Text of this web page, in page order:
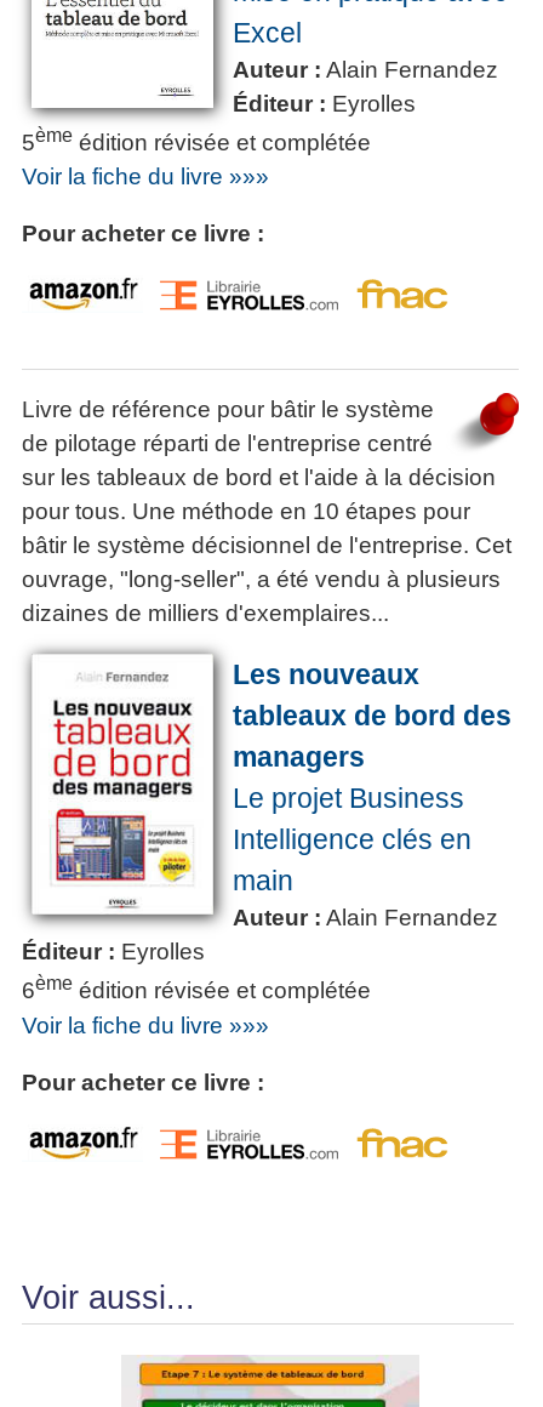
Excel
Auteur : Alain Fernandez
Éditeur : Eyrolles
5ème édition révisée et complétée
Voir la fiche du livre »»»
Pour acheter ce livre :
Livre de référence pour bâtir le système
de pilotage réparti de l'entreprise centré
sur les tableaux de bord et l'aide à la décision
pour tous. Une méthode en 10 étapes pour
bâtir le système décisionnel de l'entreprise. Cet
ouvrage, "long-seller", a été vendu à plusieurs
dizaines de milliers d'exemplaires...
Les nouveaux
tableaux de bord des
managers
Le projet Business
Intelligence clés en
main
Auteur : Alain Fernandez
Éditeur : Eyrolles
6ème édition révisée et complétée
Voir la fiche du livre »»»
Pour acheter ce livre :
Voir aussi...